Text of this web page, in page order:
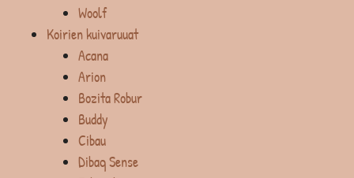
Woolf
Koirien kuivaruuat
Acana
Arion
Bozita Robur
Buddy
Cibau
Dibaq Sense